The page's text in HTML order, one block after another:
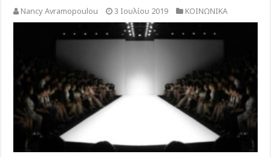
Nancy Avramopoulou 3 Ιουλίου 2019 ΚΟΙΝΩΝΙΚΑ